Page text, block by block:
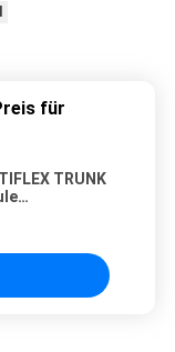
für
TRUNK
und
auf der Cisco
Plattform